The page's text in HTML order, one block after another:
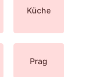
Küche
Prag